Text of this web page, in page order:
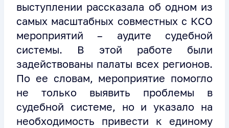
выступлении рассказала об одном из
самых масштабных совместных с КСО
мероприятий – аудите судебной
системы. В этой работе были
задействованы палаты всех регионов.
По ее словам, мероприятие помогло
не только выявить проблемы в
судебной системе, но и указало на
необходимость привести к единому